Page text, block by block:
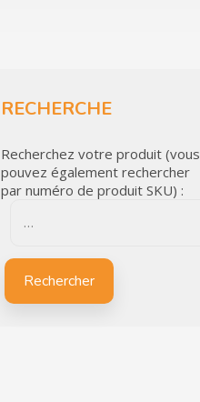
RECHERCHE
Recherchez votre produit (vous
pouvez également rechercher
par numéro de produit SKU) :
Rechercher